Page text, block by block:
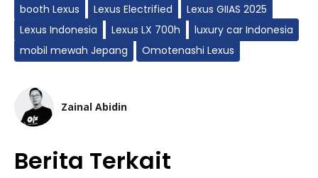
booth Lexus Lexus Electrified
Lexus GIIAS 2025
Lexus Indonesia
Lexus LX 700h
luxury car Indonesia
mobil mewah Jepang
Omotenashi Lexus
Zainal Abidin
Berita Terkait